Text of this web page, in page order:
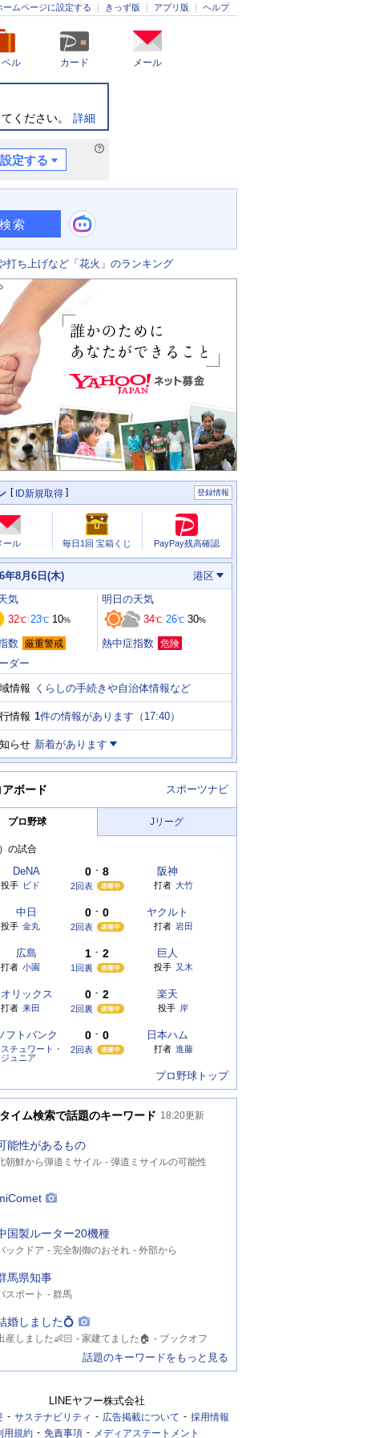
ームページに設定する きっず版 アプリ版 ヘルプ
ベル カード メール
ください。 詳細
定する
検索
打ち上げなど「花火」のランキング
ID新規取得 登録情報
ール 毎日1回 宝箱くじ PayPay残高確認
年8月6日(木) 港区
気
32℃ 23℃ 10%
数 厳重警戒
明日 の天気
34℃ 26℃ 30%
熱中症指数 危険
ダー
情報 くらしの手続きや自治体情報など
情報 1件の情報があります（ 17:40）
らせ 新着があります
アボード スポーツナビ
プロ野球 Jリーグ
の試合
DeNA 阪神
2回表
0 - 8
投手 ビド 打者 大竹
中日 ヤクルト
2回表
0 - 0
投手 金丸 打者 岩田
広島 巨人
1回裏
1 - 2
打者 小園 投手 又木
オリックス 楽天
2回裏
0 - 2
打者 来田 投手 岸
フトバンク 日本ハム
2回表
0 - 0
スチュワート・
ジュニア
打者 進藤
プロ野球トップ
イム検索で話題のキーワード 18:20更新
能性があるもの
関朝鮮から弾道ミサイル
弾道ミサイルの可能性
国製ルーター20機種
関ックドア 完全制御のおそれ 外部から
馬県知事
関スポート 群馬
婚しました💍
産しました👶🏻 家建てました🏠 ブックオフ
話題のキーワードをもっと見る
LINEヤフー株式会社
サステナビリティ 広告掲載について
採用情報
用規約
免責事項 メディアステートメント